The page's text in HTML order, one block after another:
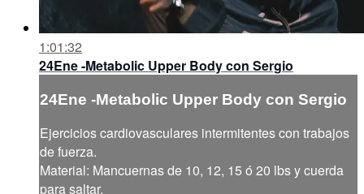
1:01:32
24Ene -Metabolic Upper Body con Sergio
24Ene -Metabolic Upper Body con Sergio
Ejercicios cardiovasculares intermitentes con trabajos
de fuerza.
Material: Mancuernas de 10, 12, 15 ó 20 lbs y cuerda
para saltar.